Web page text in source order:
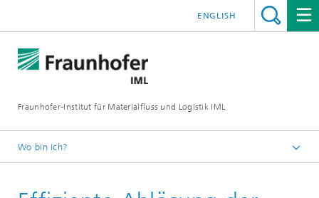
Fraunhofer-Institut für Materialfluss und Logistik IML
ENGLISH
Wo bin ich?
Abteilungen